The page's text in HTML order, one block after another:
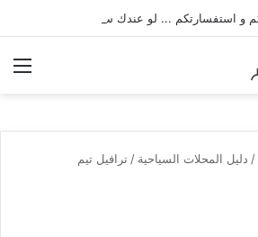
/ دليل المحلات السياحية / ترافيل تيم